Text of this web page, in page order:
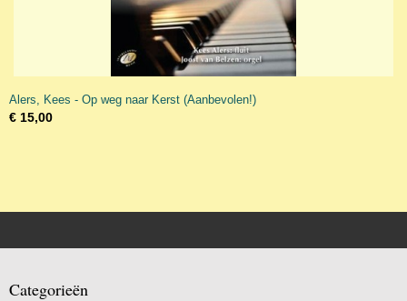
Alers, Kees - Op weg naar Kerst (Aanbevolen!)
€ 15,00
Categorieën